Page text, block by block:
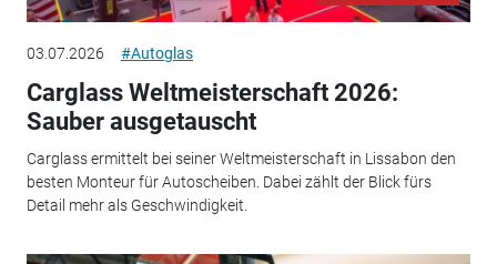
03.07.2026 #Autoglas
Carglass Weltmeisterschaft 2026:
Sauber ausgetauscht
Carglass ermittelt bei seiner Weltmeisterschaft in Lissabon den
besten Monteur für Autoscheiben. Dabei zählt der Blick fürs
Detail mehr als Geschwindigkeit.